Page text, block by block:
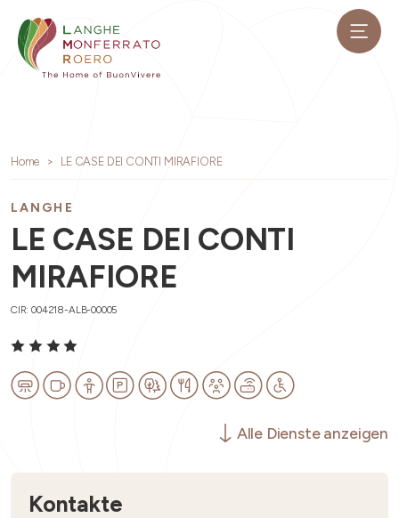
Home LE CASE DEI CONTI MIRAFIORE
LANGHE
LE CASE DEI CONTI
MIRAFIORE
CIR: 004218-ALB-00005
Alle Dienste anzeigen
Kontakte